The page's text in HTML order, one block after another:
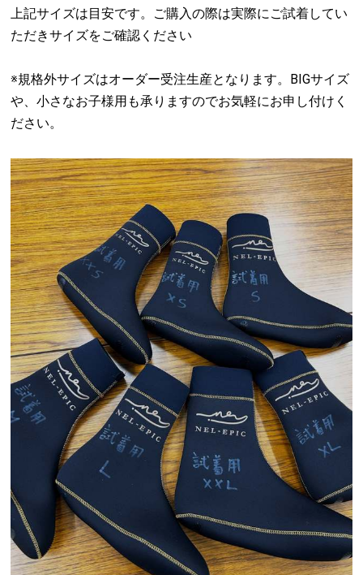
上記サイズは目安です。ご購入の際は実際にご試着してい
ただきサイズをご確認ください
※規格外サイズはオーダー受注生産となります。BIGサイズ
や、小さなお子様用も承りますのでお気軽にお申し付けく
ださい。